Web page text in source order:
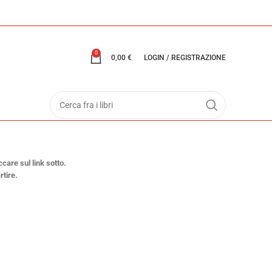
0
0,00 € LOGIN / REGISTRAZIONE
sul link sotto.